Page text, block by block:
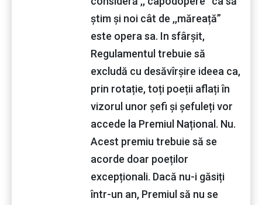
știm și noi cât de ,,măreață”
este opera sa. In sfârșit,
Regulamentul trebuie să
excludă cu desăvîrșire ideea ca,
prin rotație, toți poeții aflați în
vizorul unor șefi și șefuleți vor
accede la Premiul Național. Nu.
Acest premiu trebuie să se
acorde doar poeților
excepționali. Dacă nu-i găsiți
într-un an, Premiul să nu se